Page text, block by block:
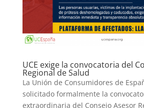
UCE exige la convocatoria del
Regional de Salud
La Unión de Consumidores de
solicitado formalmente la
extraordinaria del Consejo Asesor